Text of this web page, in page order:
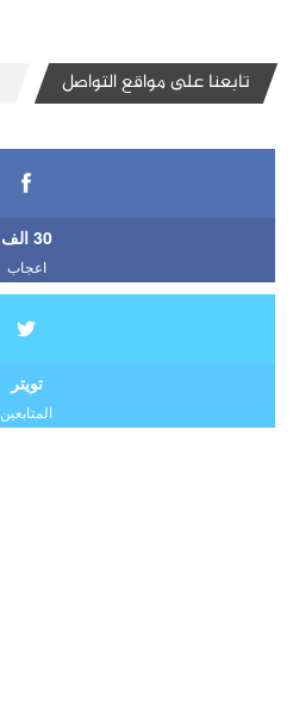
تابعنا على مواقع التواصل
30 الف
اعجاب
تويتر
المتابعين